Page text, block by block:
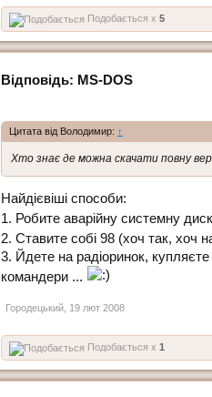
Подобається x 5
Відповідь: МS-DOS
Цитата від Володимир: ↑
Хто знає де можна скачати повну
Найдієвіші способи:
1. Робите аварійну системну
2. Ставите собі 98 (хоч так, хоч
3. Йдете на радіоринок,
командери ...
Городецький 19 лют 2008
Подобається x 1